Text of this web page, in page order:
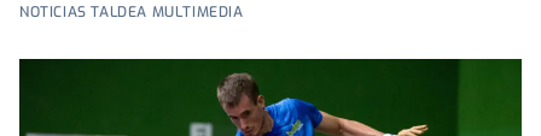
NOTICIAS TALDEA MULTIMEDIA